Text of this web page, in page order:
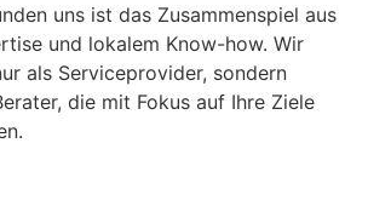
uns ist das Zusammenspiel aus
und lokalem Know-how. Wir
als Serviceprovider, sondern
die mit Fokus auf Ihre Ziele